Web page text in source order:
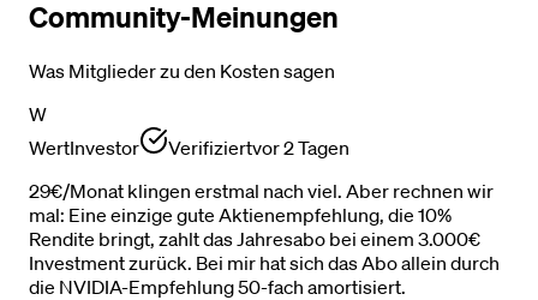
Community-Meinungen
Was Mitglieder zu den Kosten sagen
W
WertInvestor
Verifiziertvor 2 Tagen
29€/Monat klingen erstmal nach viel. Aber rechnen wir
mal: Eine einzige gute Aktienempfehlung, die 10%
Rendite bringt, zahlt das Jahresabo bei einem 3.000€
Investment zurück. Bei mir hat sich das Abo allein durch
die NVIDIA-Empfehlung 50-fach amortisiert.